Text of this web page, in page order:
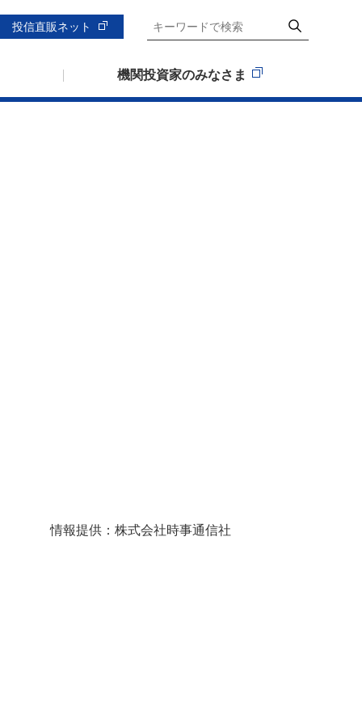
投信直販ネット
機関投資家のみなさま
情報提供：株式会社時事通信社